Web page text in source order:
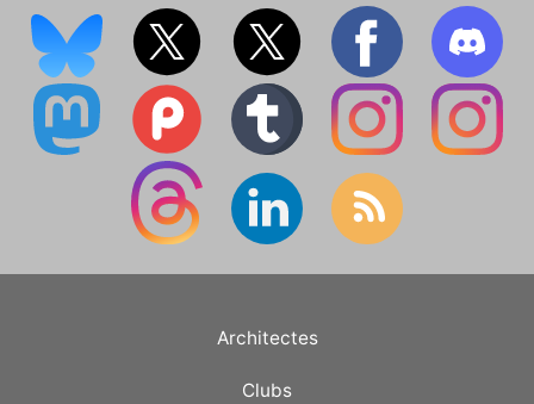
Architectes
Clubs